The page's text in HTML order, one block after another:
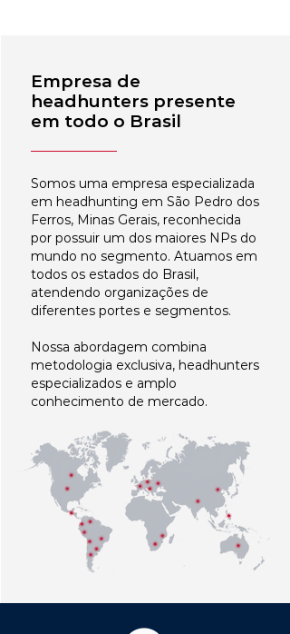
Empresa de
headhunters presente
em todo o Brasil
Somos uma empresa especializada
em headhunting em São Pedro dos
Ferros, Minas Gerais, reconhecida
por possuir um dos maiores NPs do
mundo no segmento. Atuamos em
todos os estados do Brasil,
atendendo organizações de
diferentes portes e segmentos.
Nossa abordagem combina
metodologia exclusiva, headhunters
especializados e amplo
conhecimento de mercado.